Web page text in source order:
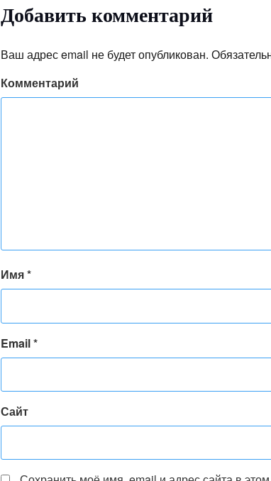
Добавить комментарий
Ваш адрес email не будет опубликован.
Комментарий
Имя*
Email*
Сайт